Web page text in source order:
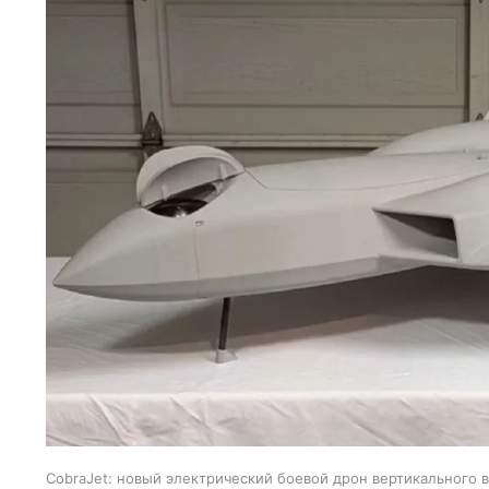
CobraJet: новый электрический боевой дрон вертикального